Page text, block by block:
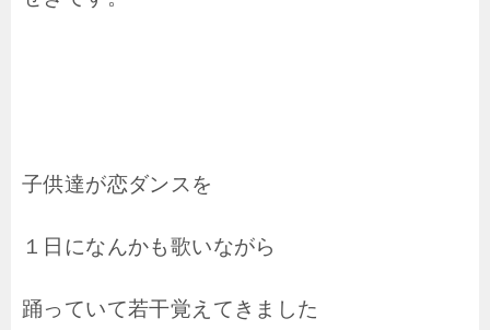
子供達が恋ダンスを
１日になんかも歌いながら
踊っていて若干覚えてきました